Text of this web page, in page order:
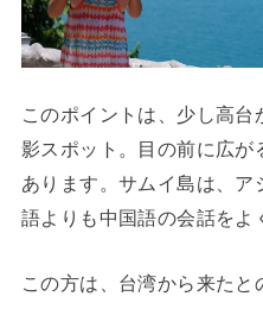
このポイントは、少し高
影スポット。目の前に広
あります。サムイ島は、
語よりも中国語の会話をよ
この方は、台湾から来たと